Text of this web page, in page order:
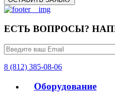
ЕСТЬ ВОПРОСЫ?
8 (812) 385-08-06
Оборудование